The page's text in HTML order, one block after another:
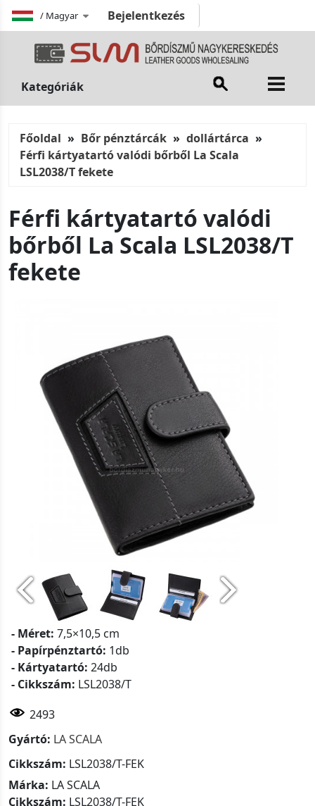
/ Magyar Bejelentkezés
Kategóriák
Főoldal Bőr pénztárcák
dollártárca
Férfi kártyatartó valódi bőrből La Scala
LSL2038/T fekete
Férfi kártyatartó valódi
bőrből La Scala LSL2038/T
fekete
- Méret: 7,5×10,5 cm
- Papírpénztartó: 1db
- Kártyatartó: 24db
- Cikkszám: LSL2038/T
2493
Gyártó: LA SCALA
Cikkszám: LSL2038/T-FEK
Márka: LA SCALA
Cikkszám: LSL2038/T-FEK